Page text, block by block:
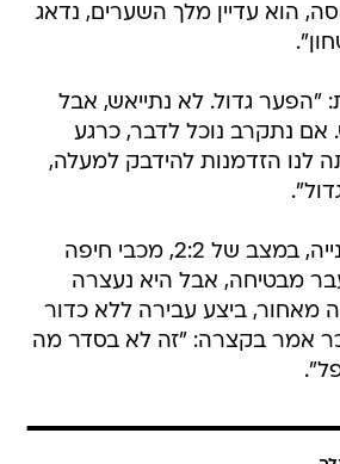
הוא עדיין מלך השערים, נדאג
"הפער גדול. לא נתייאש, אבל
אם נתקרב נוכל לדבר, כרגע
לנו הזדמנות להידבק למעלה,
עמוק במחצית השנייה, במצב של 2:2, מכבי חיפה
מבטיחה, אבל היא נעצרה
מאחור, ביצע עבירה ללא כדור
אמר בקצרה: "זה לא בסדר מה